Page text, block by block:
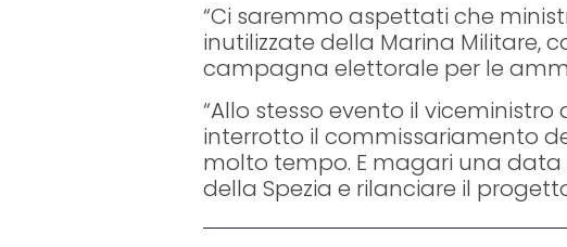
“Ci saremmo aspettati che
inutilizzate della Marina Militare,
campagna elettorale per le
“Allo stesso evento il
interrotto il commissariamento
molto tempo. E magari una
della Spezia e rilanciare il